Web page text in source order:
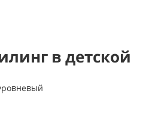
в детской